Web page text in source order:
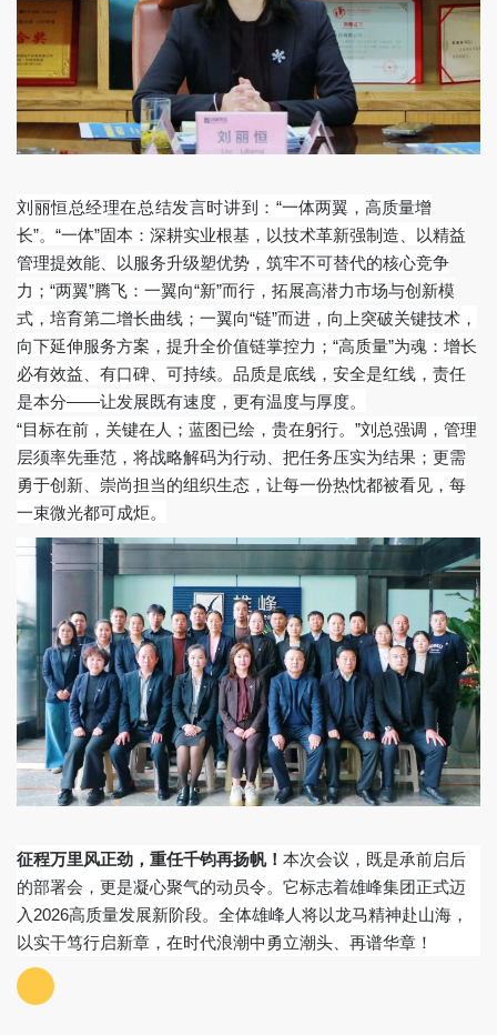
刘丽恒总经理在总结发言时讲到： “一体两翼，高质量增
长”。“一体”固本：深耕实业根基，以技术革新强制造、以精益
管理提效能、以服务升级塑优势，筑牢不可替代的核心竞争
力；“两翼”腾飞：一翼向“新”而行，拓展高潜力市场与创新模
式，培育第二增长曲线；一翼向“链”而进，向上突破关键技术，
向下延伸服务方案，提升全价值链掌控力；“高质量”为魂：增长
必有效益、有口碑、可持续。品质是底线，安全是红线，责任
是本分——让发展既有速度，更有温度与厚度。
“目标在前，关键在人；蓝图已绘，贵在躬行。”刘总强调，管理
层须率先垂范，将战略解码为行动、把任务压实为结果；更需
勇于创新、崇尚担当的组织生态，让每一份热忱都被看见，每
一束微光都可成炬。
征程万里风正劲，重任千钧再扬帆！ 本次会议，既是承前启后
的部署会，更是凝心聚气的动员令。它标志着雄峰集团正式迈
入 2026高质量发展新阶段。全体雄峰人将以龙马精神赴山海，
以实干笃行启新章，在时代浪潮中勇立潮头、再谱华章！